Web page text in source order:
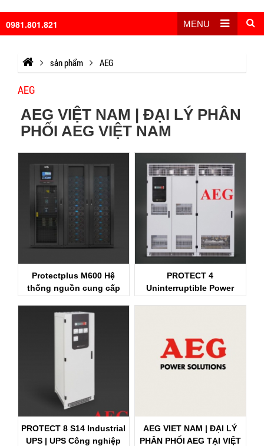
0981.801.821 MENU
sản phẩm AEG
AEG
AEG VIỆT NAM | ĐẠI LÝ PHÂN
PHỐI AEG VIỆT NAM
Protectplus M600 Hệ
thống nguồn cung cấp
PROTECT 4
Uninterruptible Power
PROTECT 8 S14 Industrial
UPS | UPS Công nghiệp
AEG VIET NAM | ĐẠI LÝ
PHÂN PHỐI AEG TẠI VIỆT